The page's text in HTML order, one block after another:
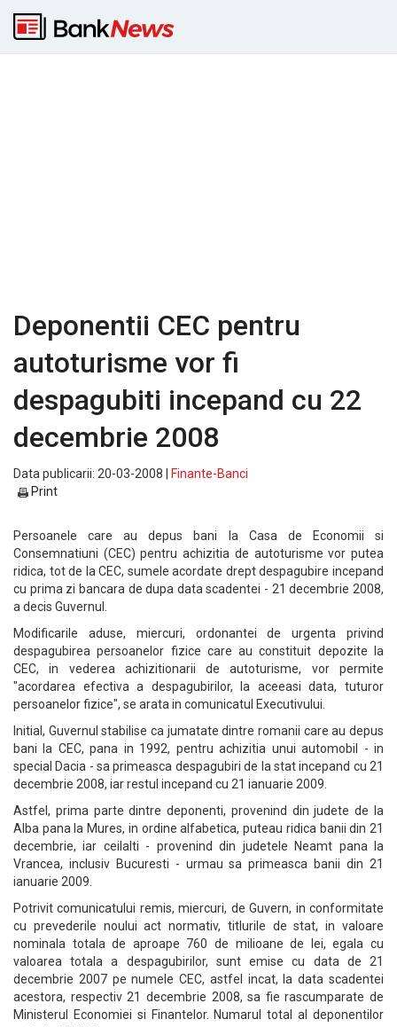
Deponentii CEC pentru
autoturisme vor fi
despagubiti incepand cu 22
decembrie 2008
Data publicarii: 20-03-2008 |
Finante-Banci
Print
Persoanele care au depus bani la Casa de Economii si
Consemnatiuni (CEC) pentru achizitia de autoturisme vor putea
ridica, tot de la CEC, sumele acordate drept despagubire incepand
cu prima zi bancara de dupa data scadentei - 21 decembrie 2008,
a decis Guvernul.
Modificarile aduse, miercuri, ordonantei de urgenta privind
despagubirea persoanelor fizice care au constituit depozite la
CEC, in vederea achizitionarii de autoturisme, vor permite
"acordarea efectiva a despagubirilor, la aceeasi data, tuturor
persoanelor fizice", se arata in comunicatul Executivului.
Initial, Guvernul stabilise ca jumatate dintre romanii care au depus
bani la CEC, pana in 1992, pentru achizitia unui automobil - in
special Dacia - sa primeasca despagubiri de la stat incepand cu 21
decembrie 2008, iar restul incepand cu 21 ianuarie 2009.
Astfel, prima parte dintre deponenti, provenind din judete de la
Alba pana la Mures, in ordine alfabetica, puteau ridica banii din 21
decembrie, iar ceilalti - provenind din judetele Neamt pana la
Vrancea, inclusiv Bucuresti - urmau sa primeasca banii din 21
ianuarie 2009.
Potrivit comunicatului remis, miercuri, de Guvern, in conformitate
cu prevederile noului act normativ, titlurile de stat, in valoare
nominala totala de aproape 760 de milioane de lei, egala cu
valoarea totala a despagubirilor, sunt emise cu data de 21
decembrie 2007 pe numele CEC, astfel incat, la data scadentei
acestora, respectiv 21 decembrie 2008, sa fie rascumparate de
Ministerul Economiei si Finantelor. Numarul total al deponentilor